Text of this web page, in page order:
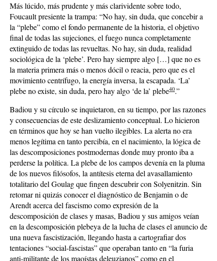
Más lúcido, más prudente y más clarividente sobre todo,
Foucault presiente la trampa: “No hay, sin duda, que concebir a
la “plebe” como el fondo permanente de la historia, el objetivo
final de todas las sujeciones, el fuego nunca completamente
extinguido de todas las revueltas. No hay, sin duda, realidad
sociológica de la ‘plebe’. Pero hay siempre algo […] que no es
la materia primera más o menos dócil o reacia, pero que es el
movimiento centrífugo, la energía inversa, la escapada. ‘La’
plebe no existe, sin duda, pero hay algo ‘de la’ plebe40.”
Badiou y su círculo se inquietaron, en su tiempo, por las razones
y consecuencias de este deslizamiento conceptual. Lo hicieron
en términos que hoy se han vuelto ilegibles. La alerta no era
menos legítima en tanto percibía, en el nacimiento, la lógica de
las descomposiciones postmodernas donde muy pronto iba a
perderse la política. La plebe de los campos devenía en la pluma
de los nuevos filósofos, la antítesis eterna del avasallamiento
totalitario del Goulag que fingen descubrir con Solyenitzin. Sin
retomar ni quizás conocer el diagnóstico de Benjamin o de
Arendt acerca del fascismo como expresión de la
descomposición de clases y masas, Badiou y sus amigos veían
en la descomposición plebeya de la lucha de clases el anuncio de
una nueva fascistización, llegando hasta a cartografiar dos
tentaciones “social-fascistas” que operaban tanto en “la furia
anti-militante de los maoístas deleuzianos” como en el